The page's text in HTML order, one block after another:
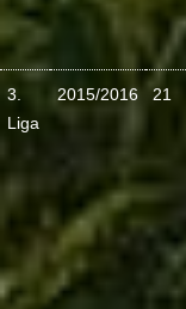
3.
Liga
2015/2016 21